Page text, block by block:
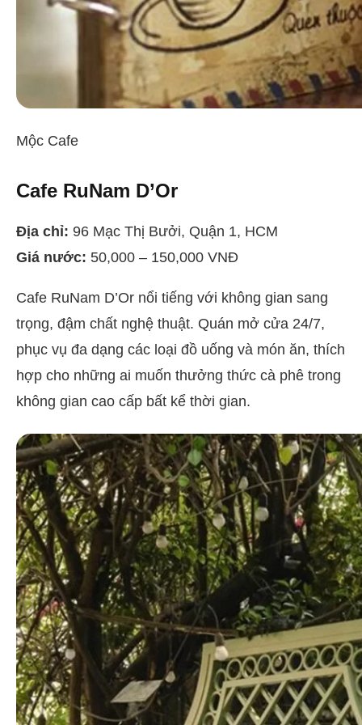
Mộc Cafe
Cafe RuNam D’Or
Địa chỉ: 96 Mạc Thị Bưởi, Quận 1, HCM
Giá nước: 50,000 – 150,000 VNĐ
Cafe RuNam D’Or nổi tiếng với không gian sang
trọng, đậm chất nghệ thuật. Quán mở cửa 24/7,
phục vụ đa dạng các loại đồ uống và món ăn, thích
hợp cho những ai muốn thưởng thức cà phê trong
không gian cao cấp bất kể thời gian.